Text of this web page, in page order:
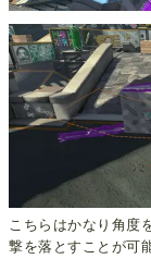
こちらはかなり角度
撃を落とすことが可